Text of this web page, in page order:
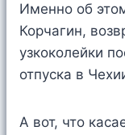
Именно об
Корчагин,
узкоколейки
отпуска в
А вот, что